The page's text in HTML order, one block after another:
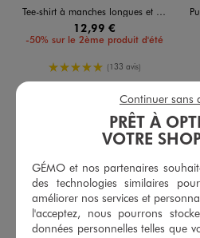
Tee-shirt à manches longues et col V en maille texturée femme
12,99 €
-50% sur le 2ème produit d'été
5/5 de moyenne
(133 avis)
AU PANIER
4.6/5
PRÊT À
VOTRE
GÉMO et nos partenaires
des technologies similaires
améliorer nos services et
l'acceptez, nous pourrons
données personnelles telles que
Continuer sans